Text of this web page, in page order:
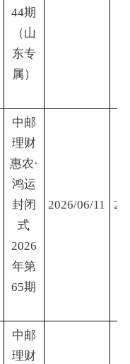
44期
（山
东专
属）
中邮
理财
惠农·
鸿运
封闭
式
2026
年第
65期
2026/06/11
中邮
理财